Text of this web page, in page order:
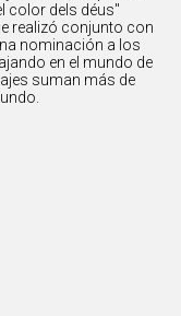
color dels déus"
realizó conjunto con
nominación a los
en el mundo de
suman más de